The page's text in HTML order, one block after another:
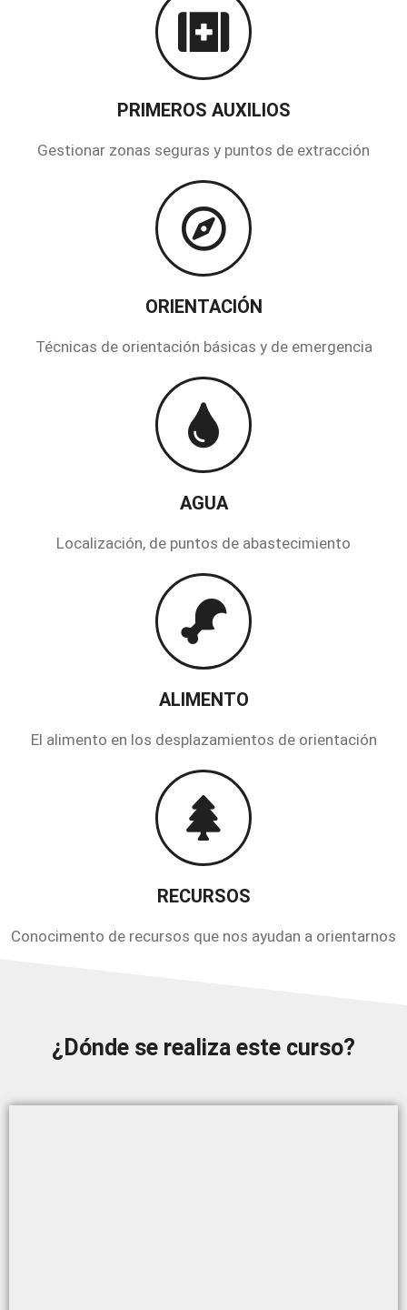
PRIMEROS AUXILIOS
Gestionar zonas seguras y puntos de extracción
ORIENTACIÓN
Técnicas de orientación básicas y de emergencia
AGUA
Localización, de puntos de abastecimiento
ALIMENTO
El alimento en los desplazamientos de orientación
RECURSOS
Conocimento de recursos que nos ayudan a orientarnos
¿Dónde se realiza este curso?